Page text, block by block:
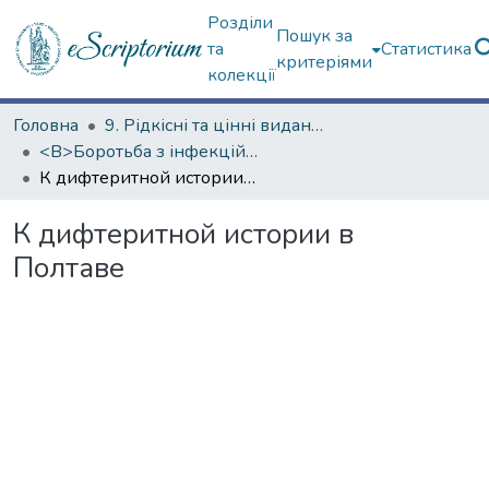
Розділи
та
колекції
Пошук за
критеріями
Статистика
Головна
9. Рідкісні та цінні видання
<B>Боротьба з інфекційними хворобами</B>
К дифтеритной истории в Полтаве
К дифтеритной истории в
Полтаве